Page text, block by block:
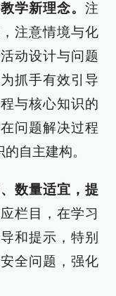
学新理念。 注
注意情境与化
动设计与问题
抓手有效引导
与核心知识的
问题解决过程
自主建构。
数量适宜，提
栏目，在学习
和提示，特别
全问题，强化